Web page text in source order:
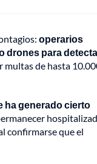
operarios
drones para
multas de hasta
ha generado cierto
confirmarse que el